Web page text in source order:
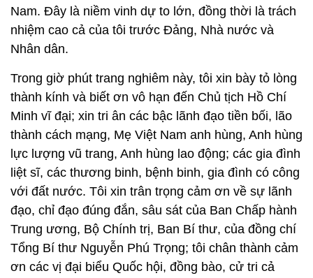
Nam. Đây là niềm vinh dự to lớn, đồng thời là trách
nhiệm cao cả của tôi trước Đảng, Nhà nước và
Nhân dân.
Trong giờ phút trang nghiêm này, tôi xin bày tỏ lòng
thành kính và biết ơn vô hạn đến Chủ tịch Hồ Chí
Minh vĩ đại; xin tri ân các bậc lãnh đạo tiền bối, lão
thành cách mạng, Mẹ Việt Nam anh hùng, Anh hùng
lực lượng vũ trang, Anh hùng lao động; các gia đình
liệt sĩ, các thương binh, bệnh binh, gia đình có công
với đất nước. Tôi xin trân trọng cảm ơn về sự lãnh
đạo, chỉ đạo đúng đắn, sâu sát của Ban Chấp hành
Trung ương, Bộ Chính trị, Ban Bí thư, của đồng chí
Tổng Bí thư Nguyễn Phú Trọng; tôi chân thành cảm
ơn các vị đại biểu Quốc hội, đồng bào, cử tri cả